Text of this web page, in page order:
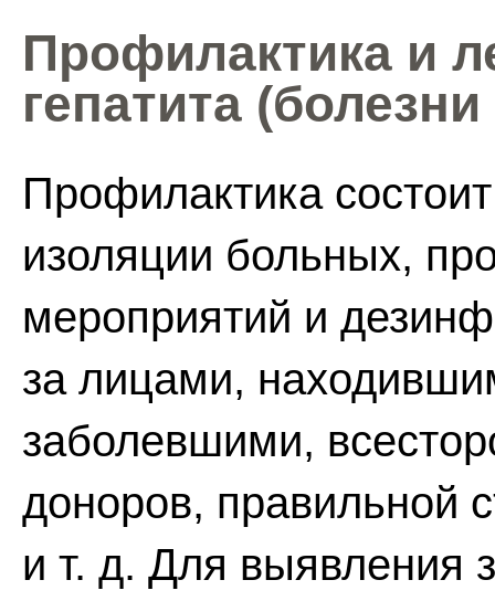
Профилактика и
гепатита
Профилактика
изоляции больных,
мероприятий и
за лицами,
заболевшими,
доноров, правильной
и т. д. Для выявления